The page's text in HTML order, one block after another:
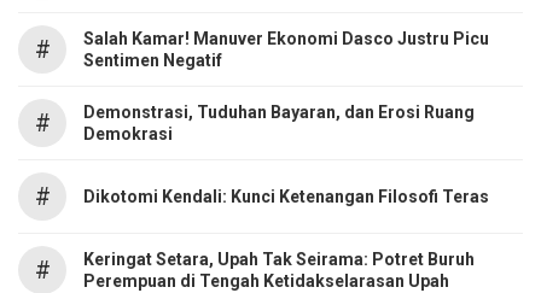
#
Salah Kamar! Manuver Ekonomi Dasco Justru Picu
Sentimen Negatif
#
Demonstrasi, Tuduhan Bayaran, dan Erosi Ruang
Demokrasi
# Dikotomi Kendali: Kunci Ketenangan Filosofi Teras
#
Keringat Setara, Upah Tak Seirama: Potret Buruh
Perempuan di Tengah Ketidakselarasan Upah